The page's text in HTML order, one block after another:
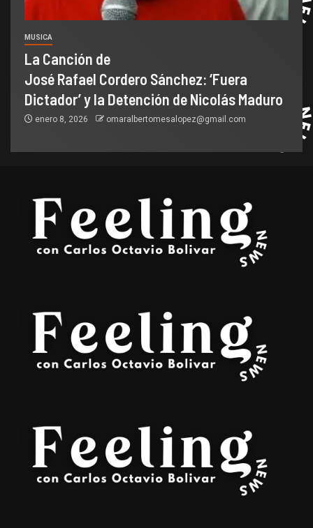
MUSICA
La Canción de
José Rafael Cordero Sánchez: ‘Fuera
Dictador’ y la Detención de Nicolás Maduro
enero 8, 2026 omaralbertomesalopez@gmail.com